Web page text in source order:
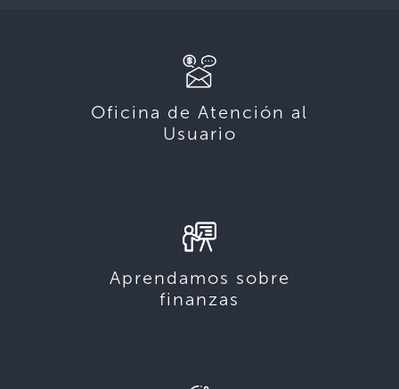
Oficina de Atención al
Usuario
Aprendamos sobre
finanzas